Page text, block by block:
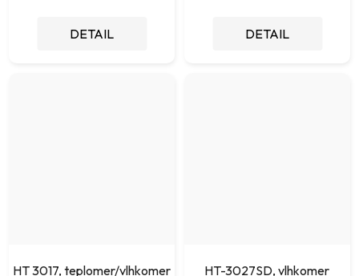
DETAIL DETAIL
HT 3017, teplomer/vlhkomer
HT-3027SD, vlhkomer